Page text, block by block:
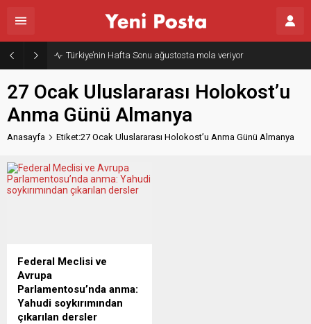
Türkiye’nin Hafta Sonu ağustosta mola veriyor
27 Ocak Uluslararası Holokost’u
Anma Günü Almanya
Anasayfa Etiket:27 Ocak Uluslararası Holokost’u Anma Günü Almanya
Federal Meclisi ve
Avrupa
Parlamentosu’nda anma:
Yahudi soykırımından
çıkarılan dersler